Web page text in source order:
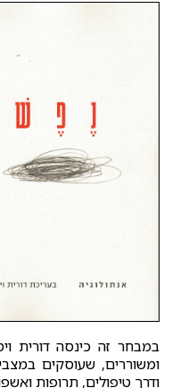
ומשוררים, שעוסקים
ודרך טיפולים, תרופות